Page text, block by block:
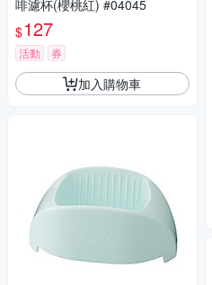
啡濾杯(櫻桃紅) #04045
$127
活動 券
加入購物車